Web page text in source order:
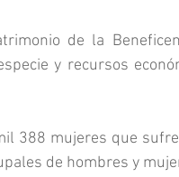
de la
y recursos
388 mujeres que
de hombres y